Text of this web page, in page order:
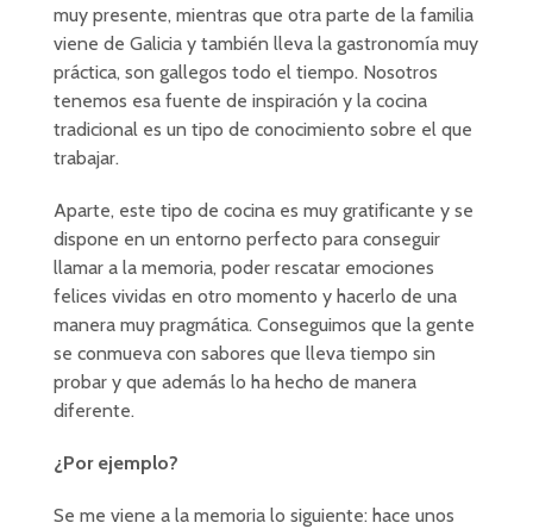
muy presente, mientras que otra parte de la familia
viene de Galicia y también lleva la gastronomía muy
práctica, son gallegos todo el tiempo. Nosotros
tenemos esa fuente de inspiración y la cocina
tradicional es un tipo de conocimiento sobre el que
trabajar.
Aparte, este tipo de cocina es muy gratificante y se
dispone en un entorno perfecto para conseguir
llamar a la memoria, poder rescatar emociones
felices vividas en otro momento y hacerlo de una
manera muy pragmática. Conseguimos que la gente
se conmueva con sabores que lleva tiempo sin
probar y que además lo ha hecho de manera
diferente.
¿Por ejemplo?
Se me viene a la memoria lo siguiente: hace unos